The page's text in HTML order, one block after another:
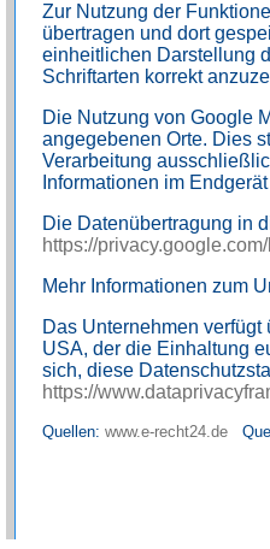
Zur Nutzung der
übertragen und dort
einheitlichen Darstellung
Schriftarten korrekt
Die Nutzung von Google
angegebenen Orte. Dies
Verarbeitung
Informationen im
https://
Mehr Informationen zum
Das Unternehmen
USA, der die Einhaltung
https://
Quellen: www.e-recht24.de